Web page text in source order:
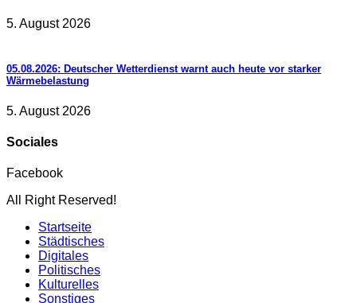
5. August 2026
05.08.2026: Deutscher Wetterdienst warnt auch heute vor starker
Wärmebelastung
5. August 2026
Sociales
Facebook
All Right Reserved!
Startseite
Städtisches
Digitales
Politisches
Kulturelles
Sonstiges